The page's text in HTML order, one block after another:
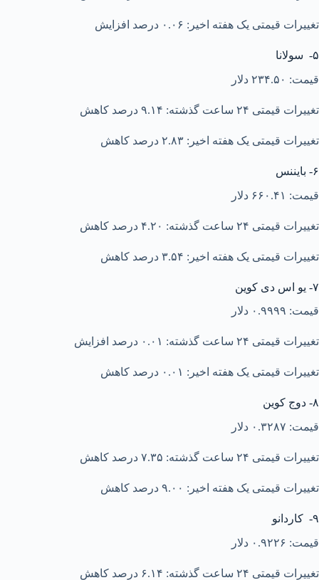
تغییرات قیمتی یک هفته اخیر: ۰.۰۶ درصد افزایش
۵- سولانا
قیمت: ۲۳۴.۵۰ دلار
تغییرات قیمتی ۲۴ ساعت گذشته: ۹.۱۴ درصد کاهش
تغییرات قیمتی یک هفته اخیر: ۲.۸۳ درصد کاهش
۶- بایننس
قیمت: ۶۶۰.۴۱ دلار
تغییرات قیمتی ۲۴ ساعت گذشته: ۴.۲۰ درصد کاهش
تغییرات قیمتی یک هفته اخیر: ۳.۵۴ درصد کاهش
۷- یو اس دی کوین
قیمت: ۰.۹۹۹۹ دلار
تغییرات قیمتی ۲۴ ساعت گذشته: ۰.۰۱ درصد افزایش
تغییرات قیمتی یک هفته اخیر: ۰.۰۱ درصد کاهش
۸- دوج کوین
قیمت: ۰.۳۲۸۷ دلار
تغییرات قیمتی ۲۴ ساعت گذشته: ۷.۳۵ درصد کاهش
تغییرات قیمتی یک هفته اخیر: ۹.۰۰ درصد کاهش
۹- کاردانو
قیمت: ۰.۹۲۲۶ دلار
تغییرات قیمتی ۲۴ ساعت گذشته: ۶.۱۴ درصد کاهش